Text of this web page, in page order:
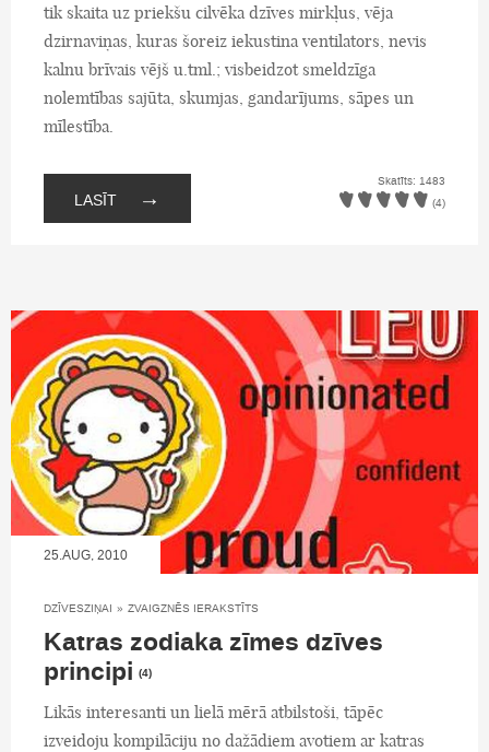
tik skaita uz priekšu cilvēka dzīves mirkļus, vēja
dzirnaviņas, kuras šoreiz iekustina ventilators, nevis
kalnu brīvais vējš u.tml.; visbeidzot smeldzīga
nolemtības sajūta, skumjas, gandarījums, sāpes un
mīlestība.
LASĪT →
Skatīts: 1483
(4)
25.AUG, 2010
DZĪVESZIŅAI » ZVAIGZNĒS IERAKSTĪTS
Katras zodiaka zīmes dzīves
principi (4)
Likās interesanti un lielā mērā atbilstoši, tāpēc
izveidoju kompilāciju no dažādiem avotiem ar katras